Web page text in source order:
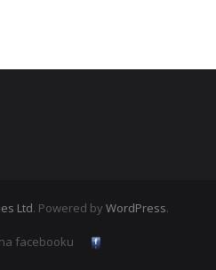
Ltd. Powered by WordPress.
facebooku